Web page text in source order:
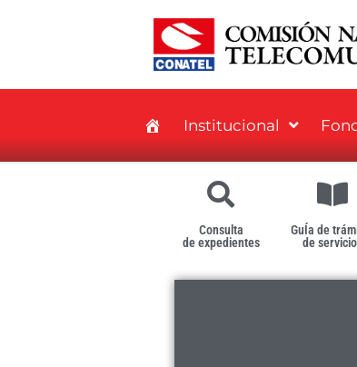
Institucional
Consulta
de expedientes
GuÍa de
de